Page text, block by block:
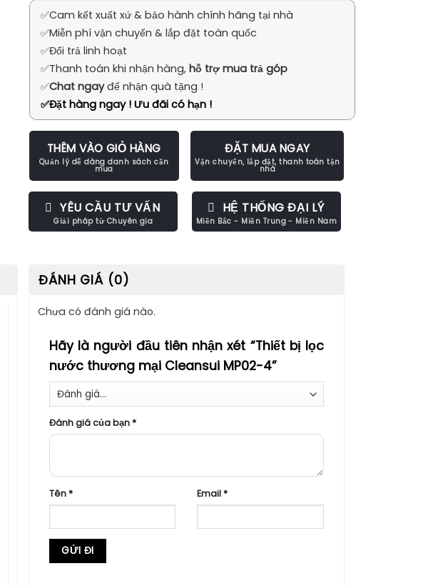
✅Cam kết xuất xứ & bảo hành chính hãng tại nhà
✅Miễn phí vận chuyển & lắp đặt toàn quốc
✅Đổi trả linh hoạt
✅Thanh toán khi nhận hàng, hỗ trợ mua trả góp
✅Chat ngayđể nhận quà tặng !
✅Đặt hàng ngay ! Ưu đãi có hạn !
THÊM VÀO GIỎ HÀNG ĐẶT MUA NGAY
YÊU CẦU TƯ VẤN HỆ THỐNG ĐẠI LÝ
ĐÁNH GIÁ (0)
Chưa có đánh giá nào.
Hãy là người đầu tiên nhận xét “Thiết bị lọc
nước thương mại Cleansui MP02-4”
Đánh giá của bạn*
Tên* Email*